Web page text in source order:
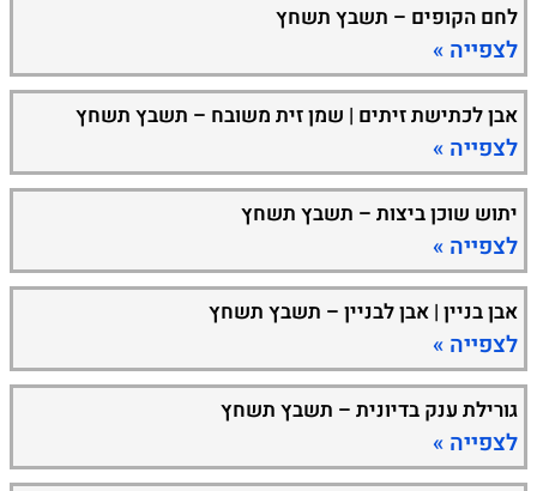
לחם הקופים – תשבץ תשחץ
לצפייה »
אבן לכתישת זיתים | שמן זית משובח – תשבץ תשחץ
לצפייה »
יתוש שוכן ביצות – תשבץ תשחץ
לצפייה »
אבן בניין | אבן לבניין – תשבץ תשחץ
לצפייה »
גורילת ענק בדיונית – תשבץ תשחץ
לצפייה »